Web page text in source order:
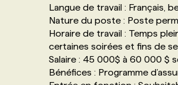
Langue de travail : Français,
Nature du poste : Poste
Horaire de travail : Temps
certaines soirées et fins de
Salaire : 45 000$ à 60 000 $
Bénéfices : Programme